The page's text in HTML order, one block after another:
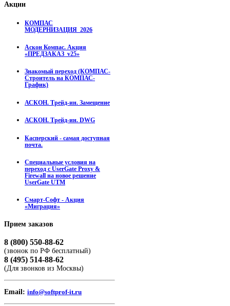
Акции
КОМПАС
МОДЕРНИЗАЦИЯ_2026
Аскон Компас. Акция
«ПРЕДЗАКАЗ_v25»
Знакомый переход (КОМПАС-
Строитель на КОМПАС-
График)
АСКОН. Трейд-ин. Замещение
АСКОН. Трейд-ин. DWG
Касперский - самая доступная
почта.
Специальные условия на
переход с UserGate Proxy &
Firewall на новое решение
UserGate UTM
Смарт-Софт - Акция
«Миграция»
Прием заказов
8 (800) 550-88-62
(звонок по РФ бесплатный)
8 (495) 514-88-62
(Для звонков из Москвы)
Email: info@softprof-it.ru